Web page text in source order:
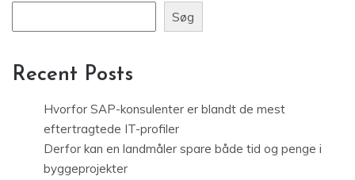
Søg
Recent Posts
Hvorfor SAP-konsulenter er blandt de mest
eftertragtede IT-profiler
Derfor kan en landmåler spare både tid og penge i
byggeprojekter